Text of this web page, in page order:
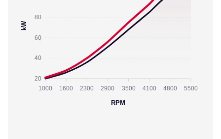
80
60
40
20
kW
1000 1600 2300 2900 3500 4100 4800 5500
RPM